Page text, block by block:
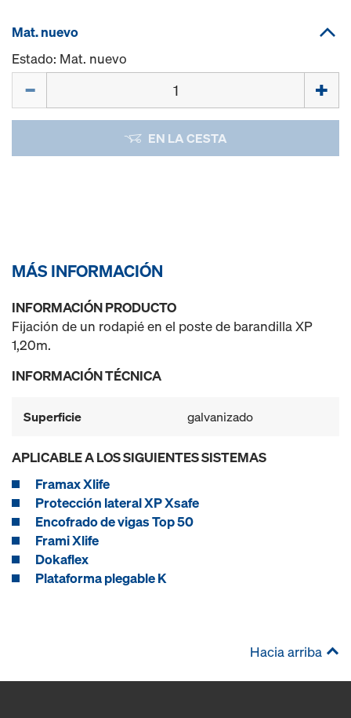
Mat. nuevo
Estado: Mat. nuevo
EN LA CESTA
MÁS INFORMACIÓN
INFORMACIÓN PRODUCTO
Fijación de un rodapié en el poste de barandilla XP
1,20m.
INFORMACIÓN TÉCNICA
Superficie galvanizado
APLICABLE A LOS SIGUIENTES SISTEMAS
Framax Xlife
Protección lateral XP Xsafe
Encofrado de vigas Top 50
Frami Xlife
Dokaflex
Plataforma plegable K
Hacia arriba